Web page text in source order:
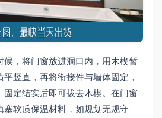
候，将门窗放进洞口内，用木楔暂
竖直，再将衔接件与墙体固定，
固定结实后即可拔去木楔。在门窗
塞软质保温材料，如规划无规守